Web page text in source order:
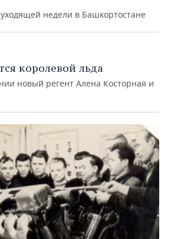
недели в Башкортостане
королевой льда
новый регент Алена Косторная и